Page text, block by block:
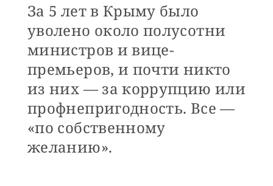
За 5 лет в Крыму было
уволено около полусотни
министров и вице-
премьеров, и почти никто
из них — за коррупцию или
профнепригодность. Все —
«по собственному
желанию».